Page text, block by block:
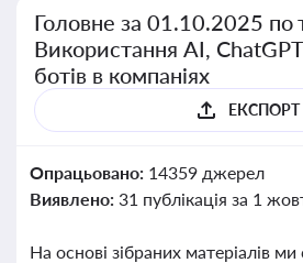
Головне за 01.10.2025 по
Використання AI,
ботів в компаніях
ЕКСПОРТ
Опрацьовано: 14359 джерел
Виявлено: 31 публікація за 1
На основі зібраних матеріалів